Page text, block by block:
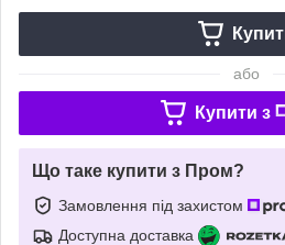
або
Купити з
Що таке купити з Пром?
Замовлення під захистом
Доступна доставка